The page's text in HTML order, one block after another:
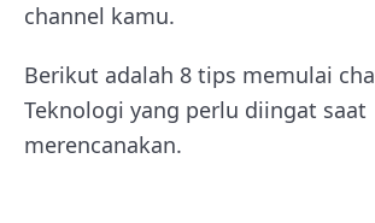
channel kamu.
Berikut adalah 8 tips memulai
Teknologi yang perlu diingat saat
merencanakan.